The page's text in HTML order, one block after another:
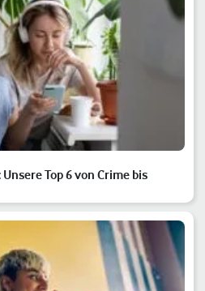
Top 6 von Crime bis